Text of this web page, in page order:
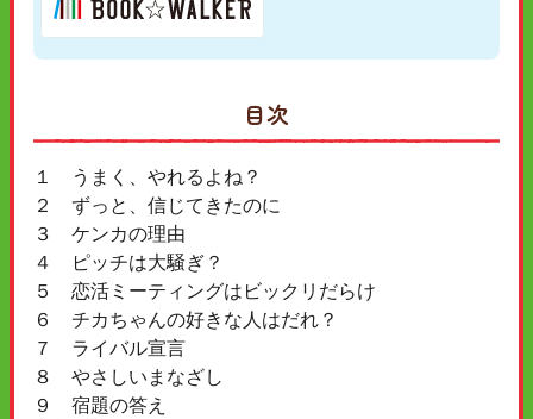
目次
１ うまく、やれるよね？
２ ずっと、信じてきたのに
３ ケンカの理由
４ ピッチは大騒ぎ？
５ 恋活ミーティングはビックリだらけ
６ チカちゃんの好きな人はだれ？
７ ライバル宣言
８ やさしいまなざし
９ 宿題の答え